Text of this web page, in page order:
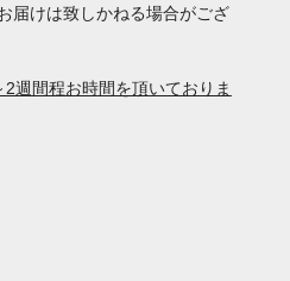
届けは致しかねる場合がござ
週間程お時間を頂いておりま